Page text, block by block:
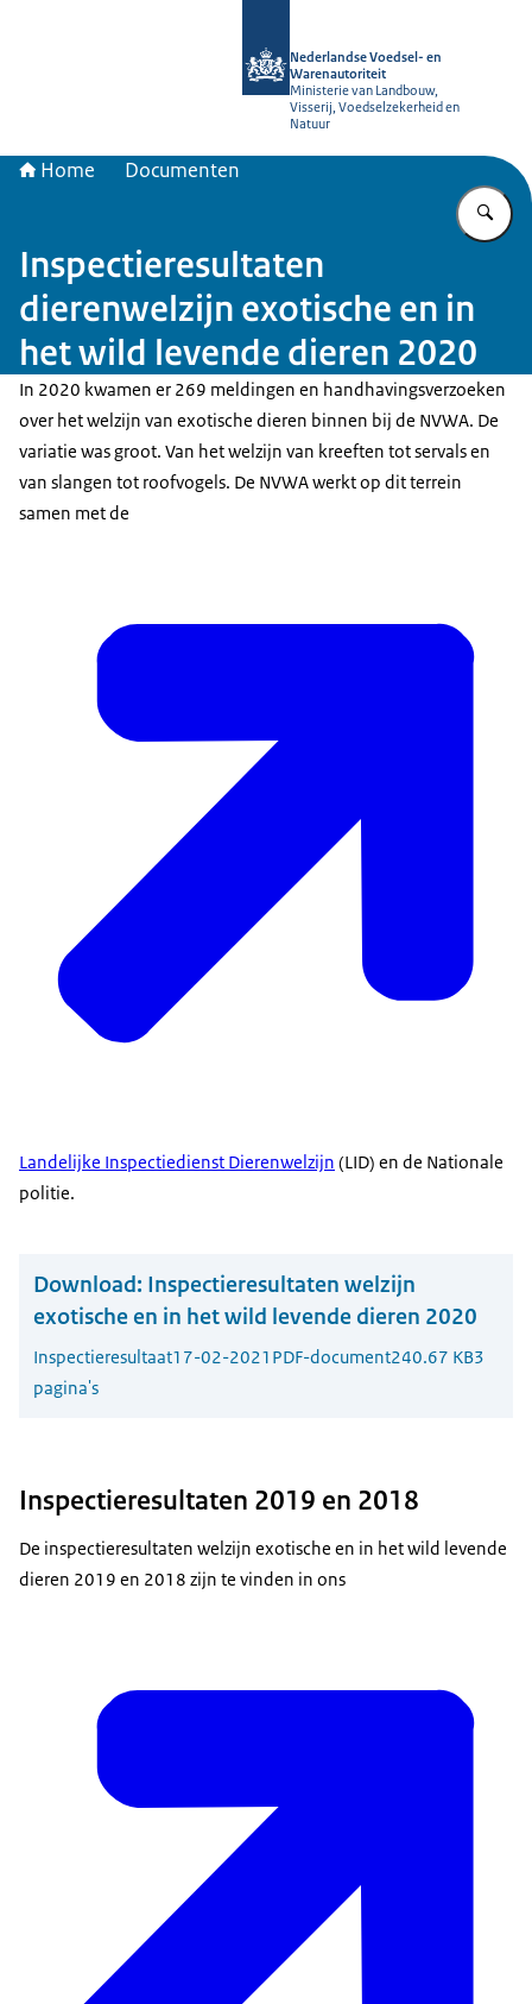
Nederlandse Voedsel- en
Warenautoriteit
Ministerie van Landbouw,
Visserij, Voedselzekerheid en
Natuur
Home Documenten
Inspectieresultaten
dierenwelzijn exotische en in
het wild levende dieren 2020
In 2020 kwamen er 269 meldingen en handhavingsverzoeken
over het welzijn van exotische dieren binnen bij de NVWA. De
variatie was groot. Van het welzijn van kreeften tot servals en
van slangen tot roofvogels. De NVWA werkt op dit terrein
samen met de
Landelijke Inspectiedienst Dierenwelzijn (LID) en de Nationale
politie.
Download: Inspectieresultaten welzijn
exotische en in het wild levende dieren 2020
Inspectieresultaat17-02-2021 PDF-document240.67 KB3
pagina's
Inspectieresultaten 2019 en 2018
De inspectieresultaten welzijn exotische en in het wild levende
dieren 2019 en 2018 zijn te vinden in ons